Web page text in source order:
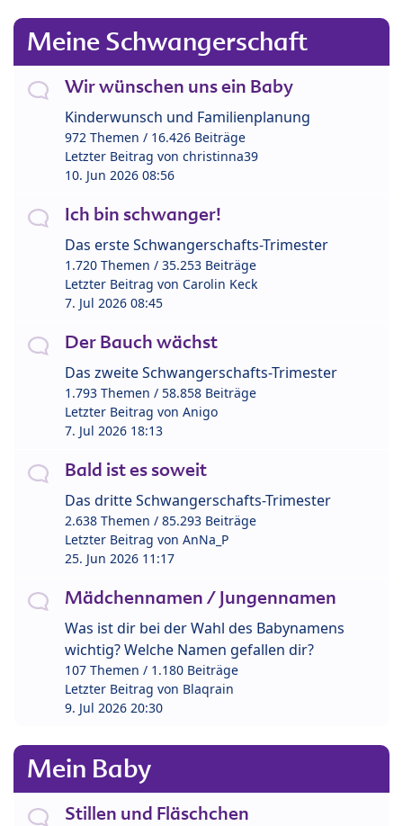
Meine Schwangerschaft
Wir wünschen uns ein Baby
Kinderwunsch und Familienplanung
972 Themen / 16.426 Beiträge
Letzter Beitrag von christinna39
10. Jun 2026 08:56
Ich bin schwanger!
Das erste Schwangerschafts-Trimester
1.720 Themen / 35.253 Beiträge
Letzter Beitrag von Carolin Keck
7. Jul 2026 08:45
Der Bauch wächst
Das zweite Schwangerschafts-Trimester
1.793 Themen / 58.858 Beiträge
Letzter Beitrag von Anigo
7. Jul 2026 18:13
Bald ist es soweit
Das dritte Schwangerschafts-Trimester
2.638 Themen / 85.293 Beiträge
Letzter Beitrag von AnNa_P
25. Jun 2026 11:17
Mädchennamen / Jungennamen
Was ist dir bei der Wahl des Babynamens
wichtig? Welche Namen gefallen dir?
107 Themen / 1.180 Beiträge
Letzter Beitrag von Blaqrain
9. Jul 2026 20:30
Mein Baby
Stillen und Fläschchen